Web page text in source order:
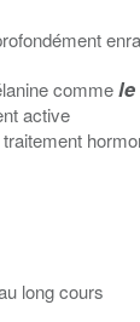
comme
active
traitement
long cours